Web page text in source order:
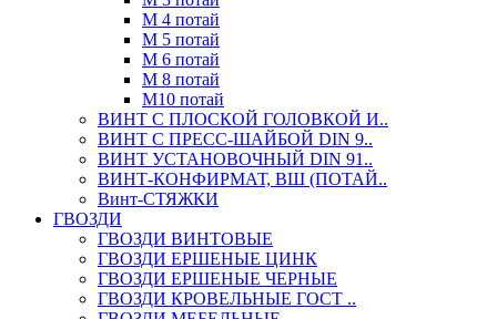
М 4 потай
М 5 потай
М 6 потай
М 8 потай
М10 потай
ВИНТ С ПЛОСКОЙ ГОЛОВКОЙ И..
ВИНТ С ПРЕСС-ШАЙБОЙ DIN 9..
ВИНТ УСТАНОВОЧНЫЙ DIN 91..
ВИНТ-КОНФИРМАТ, ВШ (ПОТАЙ..
Винт-СТЯЖКИ
ГВОЗДИ
ГВОЗДИ ВИНТОВЫЕ
ГВОЗДИ ЕРШЕНЫЕ ЦИНК
ГВОЗДИ ЕРШЕНЫЕ ЧЕРНЫЕ
ГВОЗДИ КРОВЕЛЬНЫЕ ГОСТ ..